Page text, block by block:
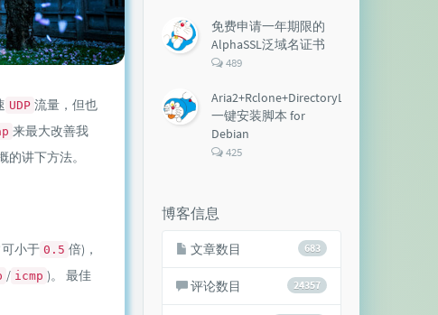
UDP 流量，但也
来最大改善我
讲下方法。
小于 0.5 倍)，
/ icmp )。 最佳
数：
免费申请一年期限的
AlphaSSL泛域名证书
评
数：
489
Aria2+Rclone+DirectoryLister+Aria2Ng
一键安装脚本 for
Debian
评
425
博客信息
683
文章数目
24357
评论数目